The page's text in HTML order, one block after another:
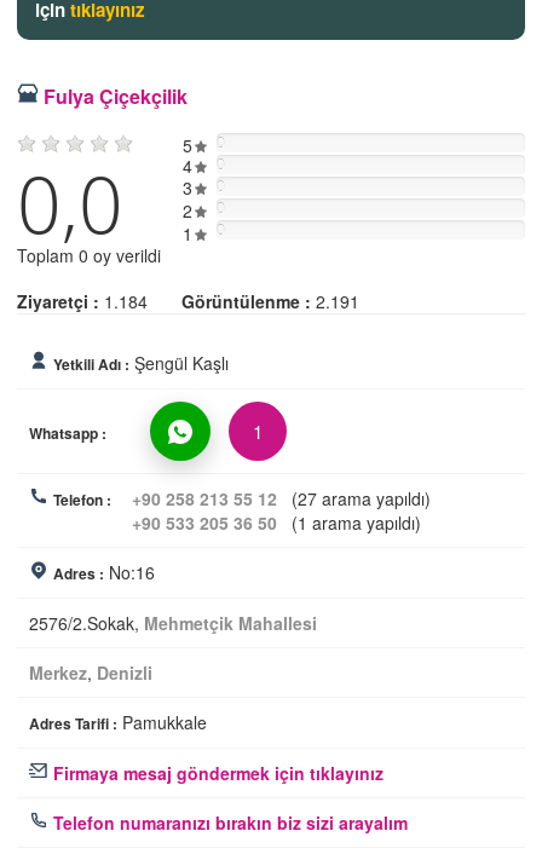
içintıklayınız
Fulya Çiçekçilik
0,0
Toplam 0 oy verildi
5 0
4 0
3 0
2 0
1 0
Ziyaretçi : 1.184 Görüntülenme : 2.191
Yetkili Adı : Şengül Kaşlı
Whatsapp : 1
Telefon : +90 258 213 55 12
(27 arama yapıldı)
+90 533 205 36 50
(1 arama yapıldı)
Adres : No:16
2576/2.Sokak, Mehmetçik Mahallesi
Merkez, Denizli
Adres Tarifi : Pamukkale
Firmaya mesaj göndermek için tıklayınız
Telefon numaranızı bırakın biz sizi arayalım